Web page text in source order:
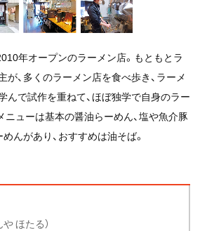
年オープンのラーメン店。もともとラ
が、多くのラーメン店を食べ歩き、ラーメ
んで試作を重ねて、ほぼ独学で自身のラー
ニューは基本の醤油らーめん、塩や魚介豚
んがあり、おすすめは油そば。
や ほたる）